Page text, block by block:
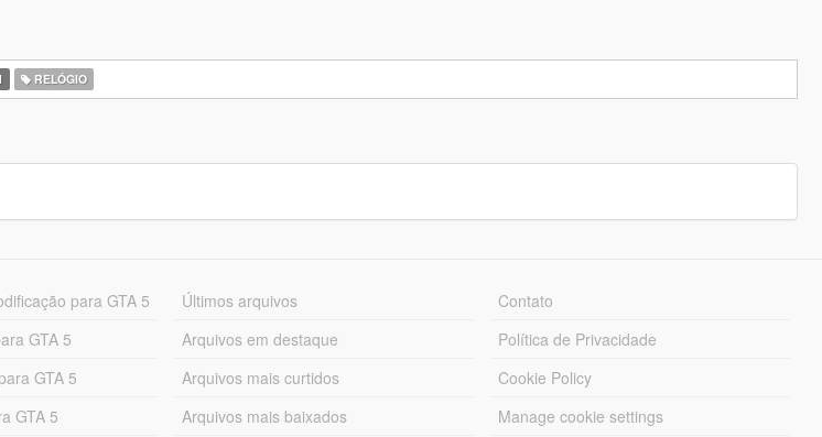
RELÓGIO
para GTA 5
GTA 5
GTA 5
GTA 5
Últimos arquivos
Arquivos em destaque
Arquivos mais curtidos
Arquivos mais baixados
Contato
Política de Privacidade
Cookie Policy
Manage cookie settings